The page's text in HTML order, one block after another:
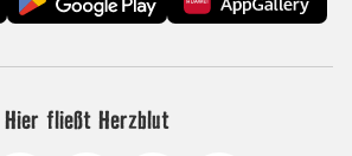
Hier fließt Herzblut